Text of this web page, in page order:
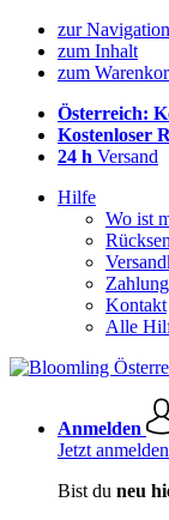
zur Navigation
zum Inhalt
zum
Österreich:
Kostenloser
24 h Versand
Hilfe
Wo ist
Kontakt
Alle
Anmelden
Jetzt anmelden
Bist du neu